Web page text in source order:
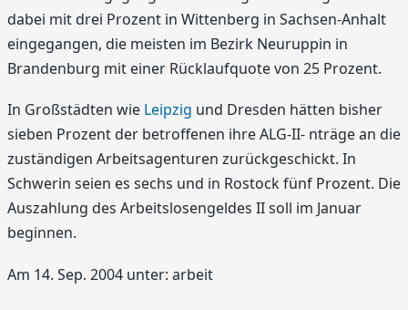
dabei mit drei Prozent in Wittenberg in Sachsen-Anhalt
eingegangen, die meisten im Bezirk Neuruppin in
Brandenburg mit einer Rücklaufquote von 25 Prozent.
In Großstädten wie Leipzig und Dresden hätten bisher
sieben Prozent der betroffenen ihre ALG-II- nträge an die
zuständigen Arbeitsagenturen zurückgeschickt. In
Schwerin seien es sechs und in Rostock fünf Prozent. Die
Auszahlung des Arbeitslosengeldes II soll im Januar
beginnen.
Am 14. Sep. 2004 unter: arbeit